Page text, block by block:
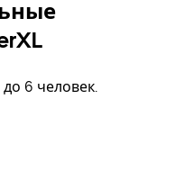
6 человек.